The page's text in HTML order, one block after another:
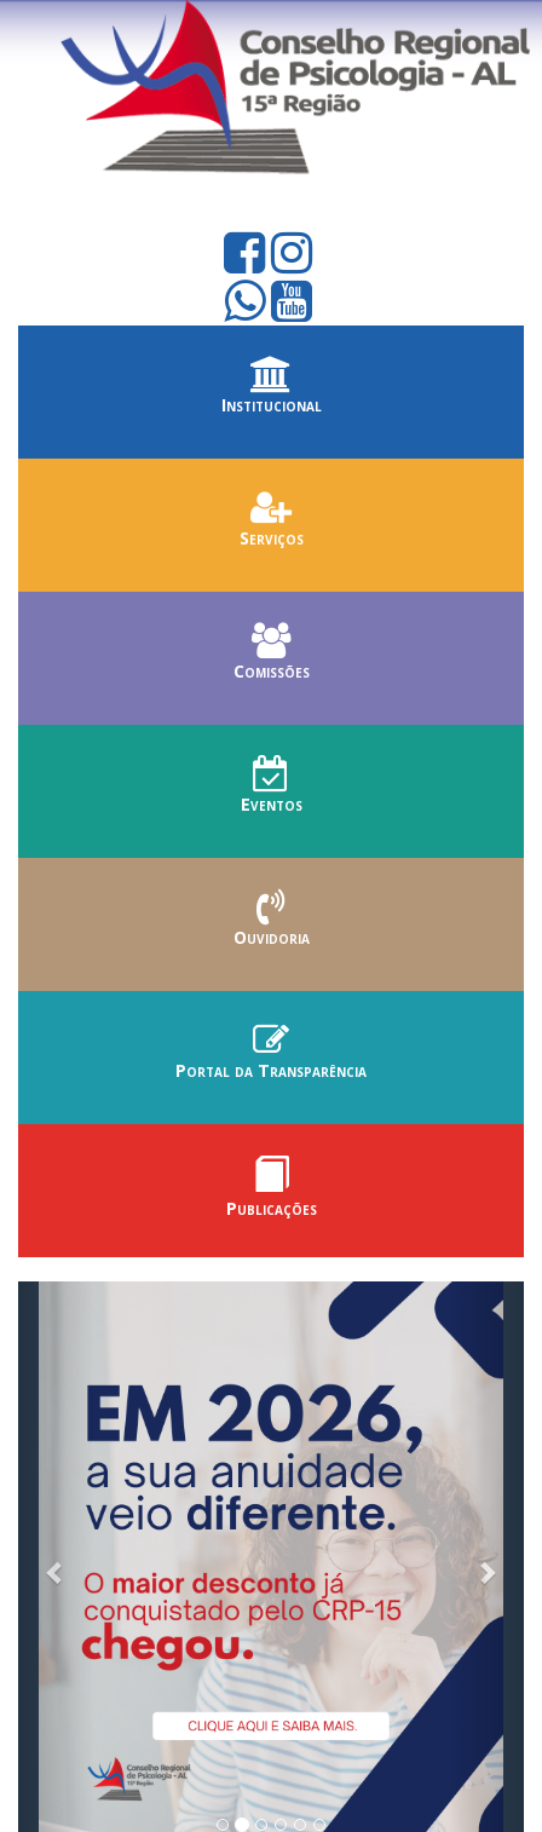
Institucional
Serviços
Comissões
Eventos
Ouvidoria
Portal da Transparência
Publicações